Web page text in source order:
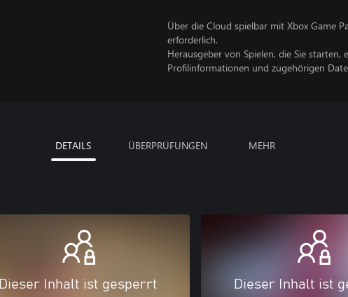
Über die Cloud spielbar mit Xbox Game
erforderlich.
Herausgeber von Spielen, die Sie
Profilinformationen und zugehörigen
DETAILS ÜBERPRÜFUNGEN MEHR
Dieser Inhalt ist gesperrt Dieser Inhalt ist